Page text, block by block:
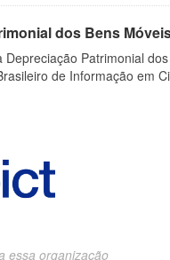
dos Bens
Depreciação Patrimonial
de Informação em
essa organização